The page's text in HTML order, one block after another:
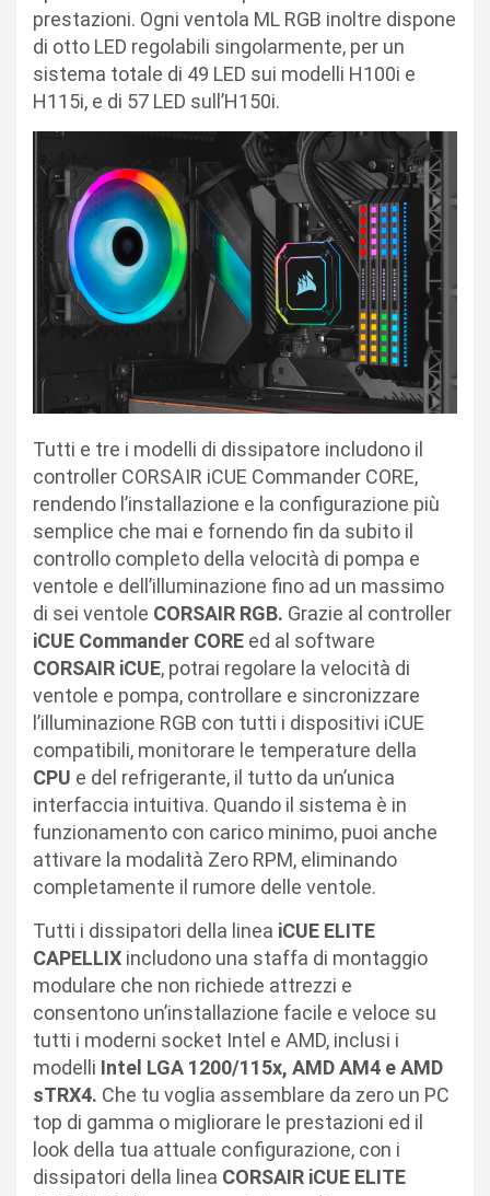
prestazioni. Ogni ventola ML RGB inoltre dispone
di otto LED regolabili singolarmente, per un
sistema totale di 49 LED sui modelli H100i e
H115i, e di 57 LED sull’H150i.
Tutti e tre i modelli di dissipatore includono il
controller CORSAIR iCUE Commander CORE,
rendendo l’installazione e la configurazione più
semplice che mai e fornendo fin da subito il
controllo completo della velocità di pompa e
ventole e dell’illuminazione fino ad un massimo
di sei ventole CORSAIR RGB. Grazie al controller
iCUE Commander CORE ed al software
CORSAIR iCUE, potrai regolare la velocità di
ventole e pompa, controllare e sincronizzare
l’illuminazione RGB con tutti i dispositivi iCUE
compatibili, monitorare le temperature della
CPU e del refrigerante, il tutto da un’unica
interfaccia intuitiva. Quando il sistema è in
funzionamento con carico minimo, puoi anche
attivare la modalità Zero RPM, eliminando
completamente il rumore delle ventole.
Tutti i dissipatori della linea iCUE ELITE
CAPELLIX includono una staffa di montaggio
modulare che non richiede attrezzi e
consentono un’installazione facile e veloce su
tutti i moderni socket Intel e AMD, inclusi i
modelli Intel LGA 1200/115x, AMD AM4 e AMD
sTRX4. Che tu voglia assemblare da zero un PC
top di gamma o migliorare le prestazioni ed il
look della tua attuale configurazione, con i
dissipatori della linea CORSAIR iCUE ELITE